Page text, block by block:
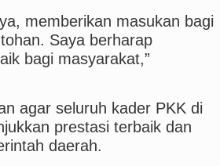
memberikan masukan bagi
Saya berharap
bagi masyarakat,”
agar seluruh kader PKK di
prestasi terbaik dan
daerah.